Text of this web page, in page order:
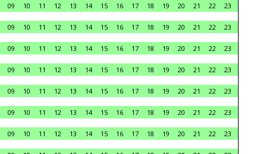
09 10 11 12 13 14 15 16 17 18 19 20 21 22
23
09 10 11 12 13 14 15 16 17 18 19 20 21 22
23
09 10 11 12 13 14 15 16 17 18 19 20 21 22
23
09 10 11 12 13 14 15 16 17 18 19 20 21 22
23
09 10 11 12 13 14 15 16 17 18 19 20 21 22
23
09 10 11 12 13 14 15 16 17 18 19 20 21 22
23
09 10 11 12 13 14 15 16 17 18 19 20 21 22
23